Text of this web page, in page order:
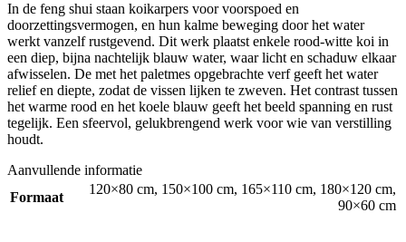
In de feng shui staan koikarpers voor voorspoed en
doorzettingsvermogen, en hun kalme beweging door het water
werkt vanzelf rustgevend. Dit werk plaatst enkele rood-witte koi in
een diep, bijna nachtelijk blauw water, waar licht en schaduw elkaar
afwisselen. De met het paletmes opgebrachte verf geeft het water
relief en diepte, zodat de vissen lijken te zweven. Het contrast tussen
het warme rood en het koele blauw geeft het beeld spanning en rust
tegelijk. Een sfeervol, gelukbrengend werk voor wie van verstilling
houdt.
Aanvullende informatie
Formaat
120×80 cm, 150×100 cm, 165×110 cm, 180×120 cm,
90×60 cm